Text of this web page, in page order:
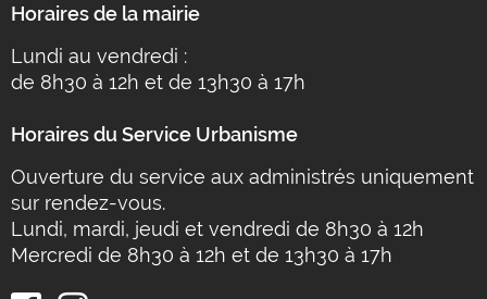
Horaires de la mairie
Lundi au vendredi :
de 8h30 à 12h et de 13h30 à 17h
Horaires du Service Urbanisme
Ouverture du service aux administrés uniquement
sur rendez-vous.
Lundi, mardi, jeudi et vendredi de 8h30 à 12h
Mercredi de 8h30 à 12h et de 13h30 à 17h